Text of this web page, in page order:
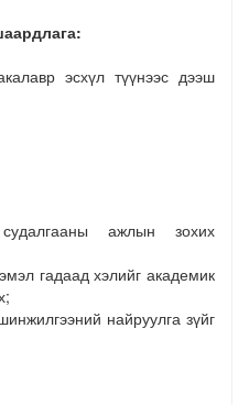
эсхүл түүнээс дээш
ажлын зохих
гадаад хэлийг академик
найруулга зүйг